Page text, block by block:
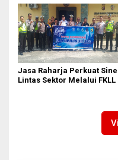
Ahmad
Jasa Raharja Perkuat
Lintas Sektor Melalui FKLL